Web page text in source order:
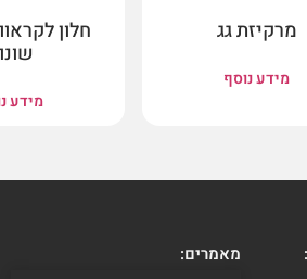
מרקיזת גג
מידע נוסף
חלון
מידע
מאמרים: